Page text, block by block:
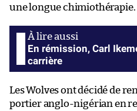
une longue chimiothérapie.
En rémission, Carl
carrière
Les Wolves ont décidé de
portier anglo-nigérian en